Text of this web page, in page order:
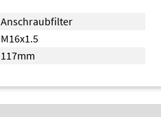
Anschraubfilter
M16x1.5
117mm